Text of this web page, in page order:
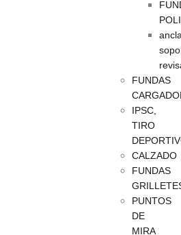
FUNDAS
IPSC,
TIRO
CALZADO
FUNDAS
PUNTOS
DE
MIRA